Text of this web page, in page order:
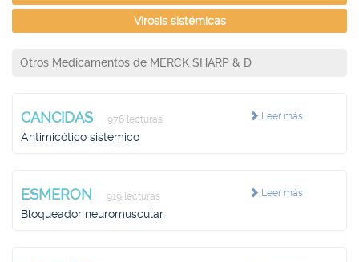
Virosis sistémicas
Otros Medicamentos de MERCK SHARP & D
Leer más
CANCIDAS 976 lecturas
Antimicótico sistémico
Leer más
ESMERON 919 lecturas
Bloqueador neuromuscular